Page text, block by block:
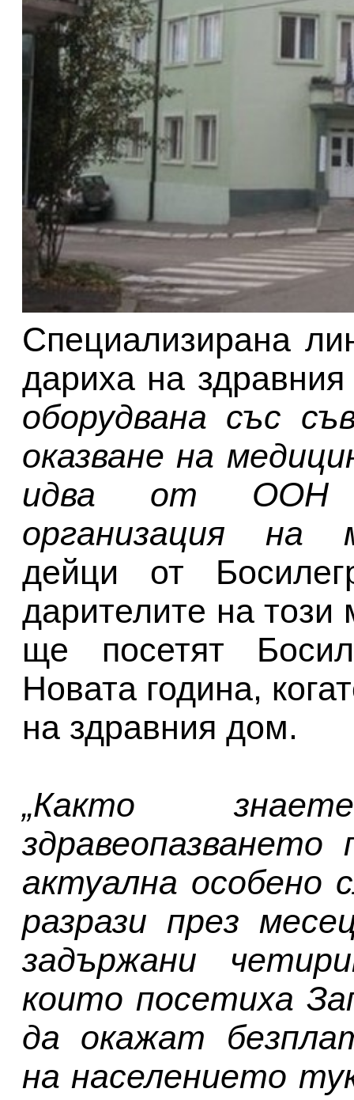
Специализирана
дариха на
оборудвана със
оказване на
идва от ООН
организация на
дейци от
дарителите на
ще посетят
Новата година,
на здравния дом.
„Както
актуална особено
разрази през
задържани
които посетиха
да окажат
на населението